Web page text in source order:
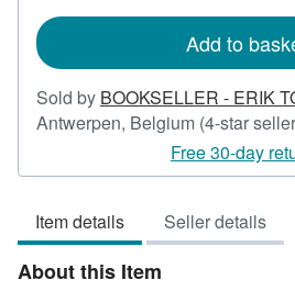
Add to
Sold by BOOKSELLER - ERIK
Antwerpen, Belgium (4-star
Free 30-day
Item details Seller details
About this Item